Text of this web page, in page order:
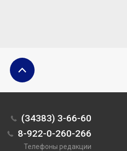
(34383) 3-66-60
8-922-0-260-266
Телефоны редакции